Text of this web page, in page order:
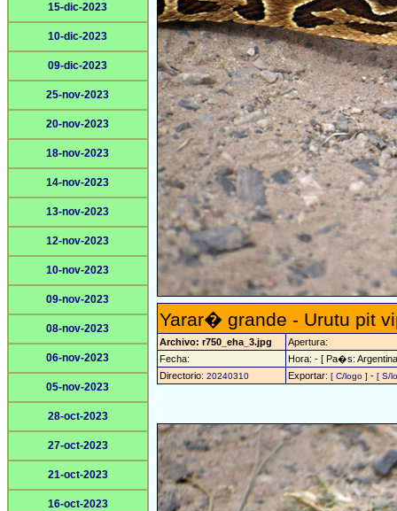
15-dic-2023
10-dic-2023
09-dic-2023
25-nov-2023
20-nov-2023
18-nov-2023
14-nov-2023
13-nov-2023
12-nov-2023
10-nov-2023
09-nov-2023
08-nov-2023
06-nov-2023
05-nov-2023
28-oct-2023
27-oct-2023
21-oct-2023
16-oct-2023
Yarar� grande - Urutu pit
Archivo: r750_eha_3.jpg
Apertura:
Fecha:
Hora: - [ Pa�s:
Directorio: 20240310 Exportar: [ C/logo ] - [ S/